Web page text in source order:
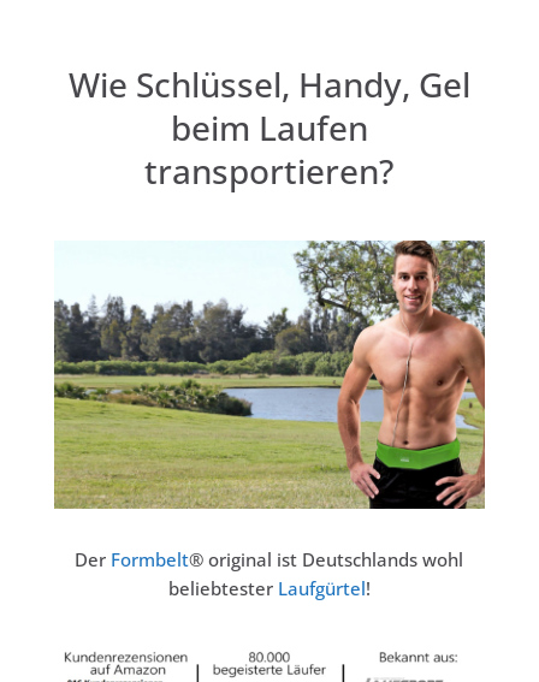
Wie Schlüssel, Handy, Gel
beim Laufen
transportieren?
Der Formbelt® original ist Deutschlands wohl
beliebtester Laufgürtel!